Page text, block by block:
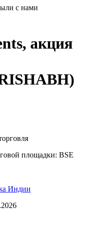
с нами
акция
площадки: BSE
Индии